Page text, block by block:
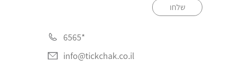
שלחו
*6565
info@tickchak.co.il